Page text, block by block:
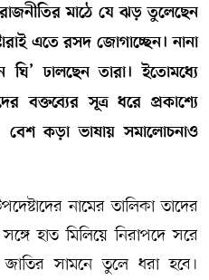
মাঠে যে ঝড় তুলেছেন
এতে রসদ জোগাচ্ছেন। নানা
ঢালছেন তারা। ইতোমধ্যে
বক্তব্যের সূত্র ধরে প্রকাশ্যে
বেশ কড়া ভাষায় সমালোচনাও
নামের তালিকা তাদের
হাত মিলিয়ে নিরাপদে সরে
সামনে তুলে ধরা হবে।